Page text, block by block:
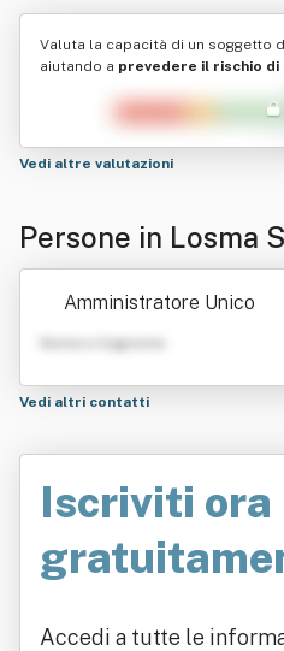
Valuta la capacità di un soggetto
aiutando a prevedere il rischio di
Vedi altre valutazioni
Persone in Losma
Amministratore Unico
Nome e Cognome
Vedi altri contatti
Iscriviti ora
Accedi a tutte le